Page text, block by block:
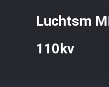
Luchtsm
110kv